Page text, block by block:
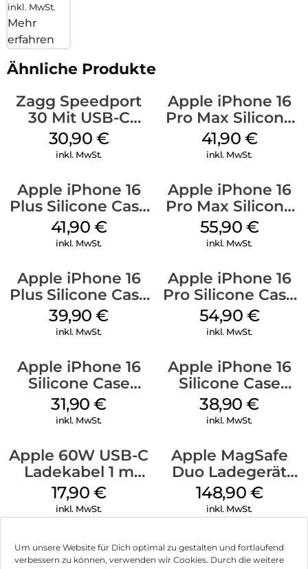
Um unsere Website für Dich optimal zu gestalten und fortlaufend
verbessern zu können, verwenden wir Cookies. Durch die weitere
inkl. MwSt.
Mehr
erfahren
Ähnliche Produkte
Zagg Speedport
30 Mit USB-C
Kabel Weiß
30,90 €
inkl. MwSt.
Apple iPhone 16
Pro Max Silicone
Case MagSafe
Ultramarine
41,90 €
inkl. MwSt.
Apple iPhone 16
Plus Silicone Case
MagSafe Stone
Gray
41,90 €
inkl. MwSt.
Apple iPhone 16
Pro Max Silicone
Case MagSafe
Stone Gray
55,90 €
inkl. MwSt.
Apple iPhone 16
Plus Silicone Case
MagSafe Plum
39,90€
inkl. MwSt.
Apple iPhone 16
Pro Silicone Case
MagSafe Black
54,90 €
inkl. MwSt.
Apple iPhone 16
Silicone Case
MagSafe Fuchsia
31,90€
inkl. MwSt.
Apple iPhone 16
Silicone Case
MagSafe
Ultramarine
38,90€
inkl. MwSt.
Apple 60W USB-C
Ladekabel 1 m
Weiß
17,90 €
inkl. MwSt.
Apple MagSafe
Duo Ladegerät
Weiß
148,90 €
inkl. MwSt.